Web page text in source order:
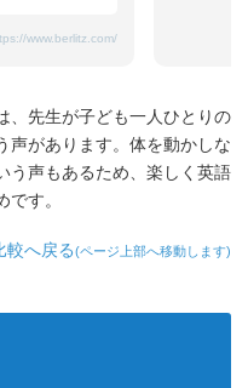
www.berlitz.com/
、先生が子ども一人ひとりの
声があります。体を動かしな
う声もあるため、楽しく英語
す。
へ戻る(ページ上部へ移動します)